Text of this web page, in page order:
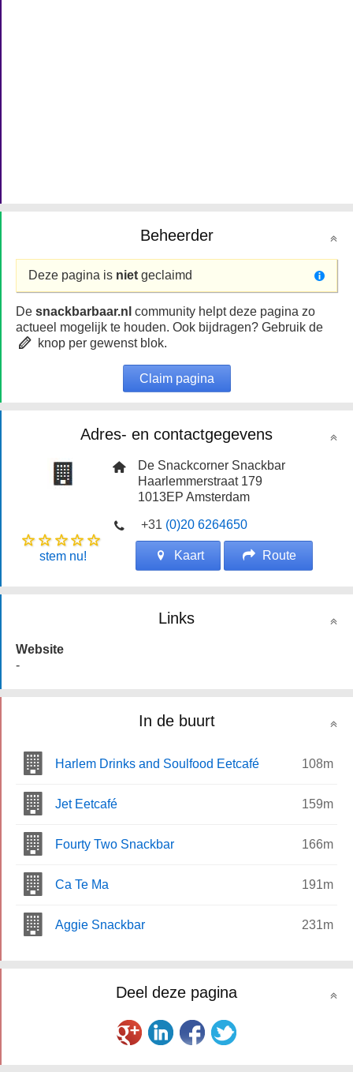
Beheerder
Deze pagina is niet geclaimd
De snackbarbaar.nl community helpt deze pagina zo
actueel mogelijk te houden. Ook bijdragen? Gebruik de
knop per gewenst blok.
Claim pagina
Adres- en contactgegevens
De Snackcorner Snackbar
Haarlemmerstraat 179
1013EPAmsterdam
+31 (0)20 6264650
stem nu! Kaart Route
Links
Website
-
In de buurt
Harlem Drinks and Soulfood Eetcafé 108m
Jet Eetcafé 159m
Fourty Two Snackbar 166m
Ca Te Ma 191m
Aggie Snackbar 231m
Deel deze pagina